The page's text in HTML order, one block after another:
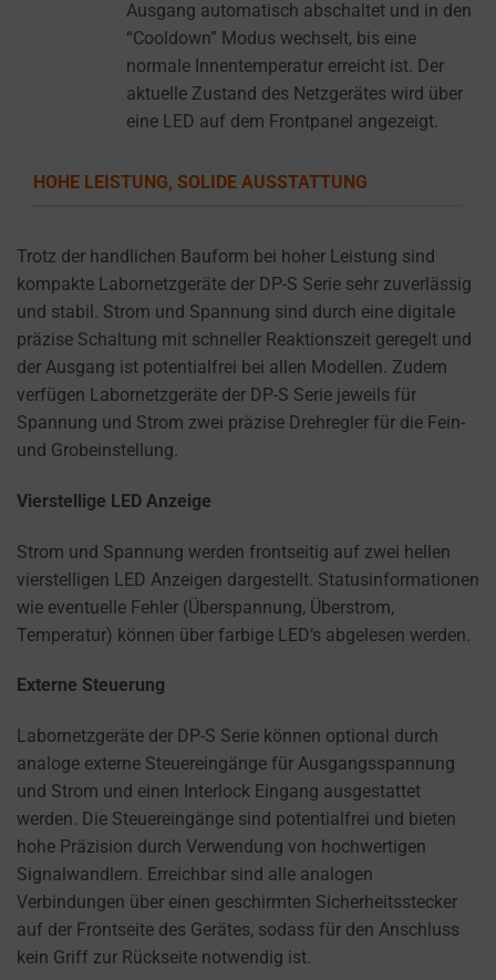
Ausgang automatisch abschaltet und in den
“Cooldown” Modus wechselt, bis eine
normale Innentemperatur erreicht ist. Der
aktuelle Zustand des Netzgerätes wird über
eine LED auf dem Frontpanel angezeigt.
HOHE LEISTUNG, SOLIDE AUSSTATTUNG
Trotz der handlichen Bauform bei hoher Leistung sind
kompakte Labornetzgeräte der DP-S Serie sehr zuverlässig
und stabil. Strom und Spannung sind durch eine digitale
präzise Schaltung mit schneller Reaktionszeit geregelt und
der Ausgang ist potentialfrei bei allen Modellen. Zudem
verfügen Labornetzgeräte der DP-S Serie jeweils für
Spannung und Strom zwei präzise Drehregler für die Fein-
und Grobeinstellung.
Vierstellige LED Anzeige
Strom und Spannung werden frontseitig auf zwei hellen
vierstelligen LED Anzeigen dargestellt. Statusinformationen
wie eventuelle Fehler (Überspannung, Überstrom,
Temperatur) können über farbige LED’s abgelesen werden.
Externe Steuerung
Labornetzgeräte der DP-S Serie können optional durch
analoge externe Steuereingänge für Ausgangsspannung
und Strom und einen Interlock Eingang ausgestattet
werden. Die Steuereingänge sind potentialfrei und bieten
hohe Präzision durch Verwendung von hochwertigen
Signalwandlern. Erreichbar sind alle analogen
Verbindungen über einen geschirmten Sicherheitsstecker
auf der Frontseite des Gerätes, sodass für den Anschluss
kein Griff zur Rückseite notwendig ist.
delete
whenever
you
choose.
For
more
details
on
uses
cookies
and
collects
you
refer
the
website’s
privacy
policy.
This
document
outlines